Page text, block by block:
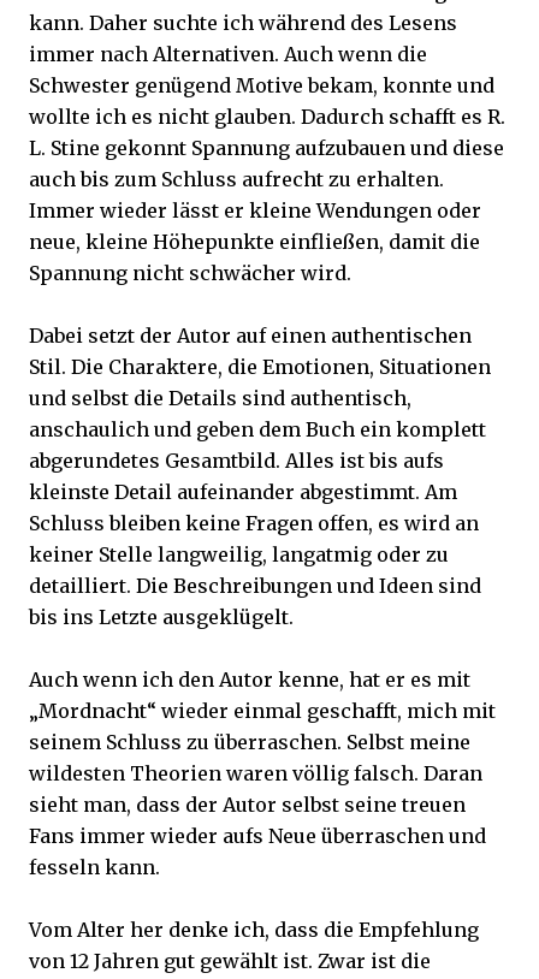
kann. Daher suchte ich während des Lesens
immer nach Alternativen. Auch wenn die
Schwester genügend Motive bekam, konnte und
wollte ich es nicht glauben. Dadurch schafft es R.
L. Stine gekonnt Spannung aufzubauen und diese
auch bis zum Schluss aufrecht zu erhalten.
Immer wieder lässt er kleine Wendungen oder
neue, kleine Höhepunkte einfließen, damit die
Spannung nicht schwächer wird.
Dabei setzt der Autor auf einen authentischen
Stil. Die Charaktere, die Emotionen, Situationen
und selbst die Details sind authentisch,
anschaulich und geben dem Buch ein komplett
abgerundetes Gesamtbild. Alles ist bis aufs
kleinste Detail aufeinander abgestimmt. Am
Schluss bleiben keine Fragen offen, es wird an
keiner Stelle langweilig, langatmig oder zu
detailliert. Die Beschreibungen und Ideen sind
bis ins Letzte ausgeklügelt.
Auch wenn ich den Autor kenne, hat er es mit
„Mordnacht“ wieder einmal geschafft, mich mit
seinem Schluss zu überraschen. Selbst meine
wildesten Theorien waren völlig falsch. Daran
sieht man, dass der Autor selbst seine treuen
Fans immer wieder aufs Neue überraschen und
fesseln kann.
Vom Alter her denke ich, dass die Empfehlung
von 12 Jahren gut gewählt ist. Zwar ist die